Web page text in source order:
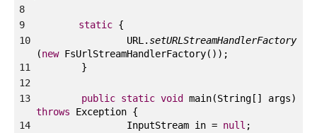
8
9
static {
10
URL. setURLStreamHandlerFactory
(newFsUrlStreamHandlerFactory());
11
}
12
13
public static void
main(String[] args)
throws Exception {
14
InputStream in = null ;